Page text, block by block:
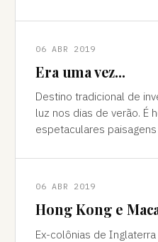
06 ABR 2019
Era uma vez...
Destino tradicional de
luz nos dias de verão. É
espetaculares
06 ABR 2019
Hong Kong e
Ex-colônias de